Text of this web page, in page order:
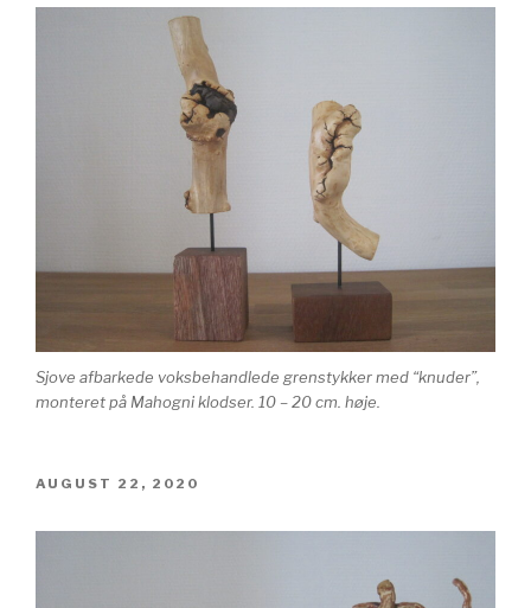
Sjove afbarkede voksbehandlede grenstykker med “knuder”,
monteret på Mahogni klodser. 10 – 20 cm. høje.
UDGIVET
AUGUST 22, 2020